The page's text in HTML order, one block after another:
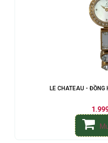
LE CHATEAU -